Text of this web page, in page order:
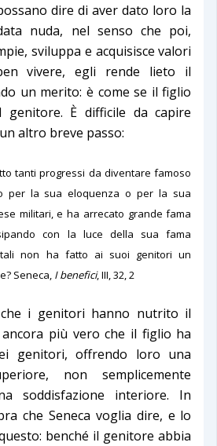
dire di aver dato loro la
nuda, nel senso che poi,
sviluppa e acquisisce valori
vivere, egli rende lieto il
un merito: è come se il figlio
genitore. È difficile da capire
altro breve passo:
tanti progressi da diventare famoso
per la sua eloquenza o per la sua
militari, e ha arrecato grande fama
con la luce della sua fama
non ha fatto ai suoi genitori un
Seneca, I benefici, III, 32, 2
i genitori hanno nutrito il
più vero che il figlio ha
genitori, offrendo loro una
non semplicemente
soddisfazione interiore. In
che Seneca voglia dire, e lo
benché il genitore abbia